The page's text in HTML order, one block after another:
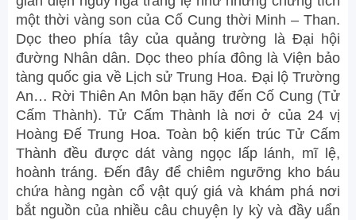
một thời vàng son của Cố Cung thời Minh – Than.
Dọc theo phía tây của quảng trường là Đại hội
đường Nhân dân. Dọc theo phía đông là Viện bảo
tàng quốc gia về Lịch sử Trung Hoa. Đại lộ Trường
An… Rời Thiên An Môn bạn hãy đến Cố Cung (Tử
Cấm Thành). Tử Cấm Thành là nơi ở của 24 vị
Hoàng Đế Trung Hoa. Toàn bộ kiến trúc Tử Cấm
Thành đều được dát vàng ngọc lấp lánh, mĩ lệ,
hoành tráng. Đến đây để chiêm ngưỡng kho báu
chứa hàng ngàn cổ vật quý giá và khám phá nơi
bắt nguồn của nhiều câu chuyện ly kỳ và đầy uẩn